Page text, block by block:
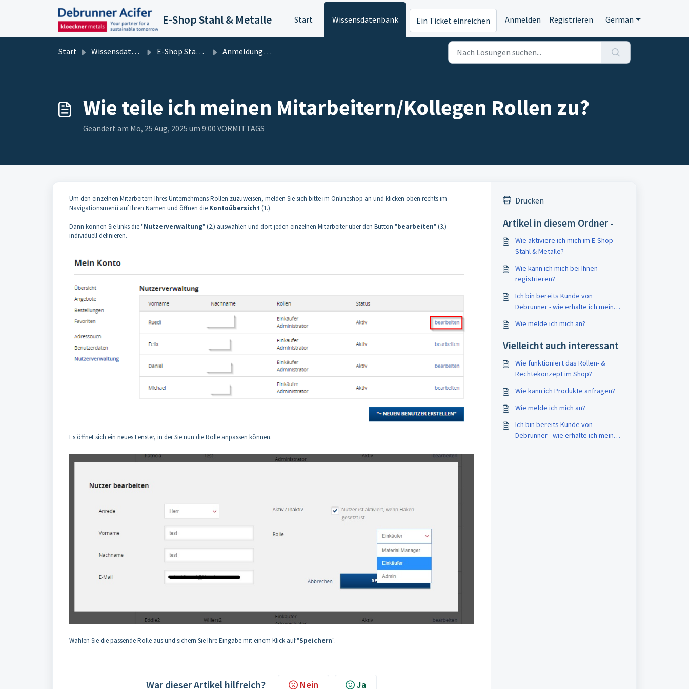
Zum hauptsächlichen Inhalt gehen
E-Shop Stahl & Metalle Start Wissensdatenbank Ein Ticket einreichen Anmelden Registrieren German
Start Wissensdatenbank E-Shop Stahl & Metalle Anmeldung/ Kundenkonto
Wie teile ich meinen Mitarbeitern/Kollegen Rollen zu?
Geändert am Mo, 25 Aug, 2025 um 9:00 VORMITTAGS
Um den einzelnen Mitarbeitern Ihres Unternehmens Rollen zuzuweisen, melden Sie sich bitte im Onlineshop an und klicken oben rechts im
Navigationsmenü auf Ihren Namen und öffnen die Kontoübersicht (1.).
Dann können Sie links die "Nutzerverwaltung" (2.) auswählen und dort jeden einzelnen Mitarbeiter über den Button "bearbeiten" (3.)
individuell definieren.
Es öffnet sich ein neues Fenster, in der Sie nun die Rolle anpassen können.
Wählen Sie die passende Rolle aus und sichern Sie Ihre Eingabe mit einem Klick auf "Speichern".
War dieser Artikel hilfreich? Nein Ja
Drucken
Artikel in diesem Ordner -
Wie aktiviere ich mich im E-Shop
Stahl & Metalle?
Wie kann ich mich bei Ihnen
registrieren?
Ich bin bereits Kunde von
Debrunner - wie erhalte ich meine
Wie melde ich mich an?
Vielleicht auch interessant
Wie funktioniert das Rollen- &
Rechtekonzept im Shop?
Wie kann ich Produkte anfragen?
Wie melde ich mich an?
Ich bin bereits Kunde von
Debrunner - wie erhalte ich meine